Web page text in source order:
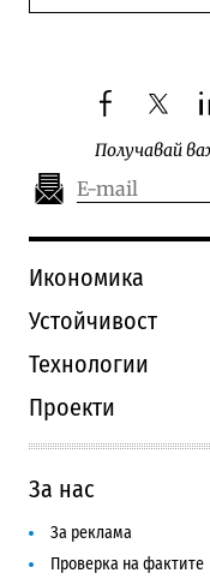
facebooktwitter
Получавай
Икономика
Устойчивост
Технологии
Проекти
За нас
За реклама
Проверка на фактите